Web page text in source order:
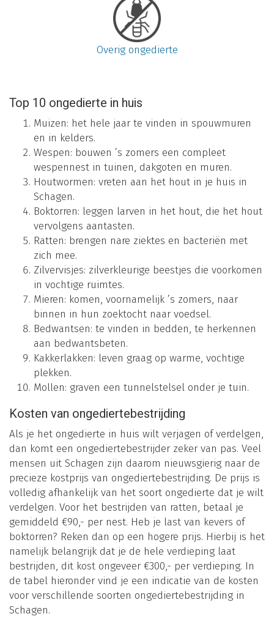
Overig ongedierte
Top 10 ongedierte in huis
Muizen: het hele jaar te vinden in spouwmuren
en in kelders.
Wespen: bouwen ’s zomers een compleet
wespennest in tuinen, dakgoten en muren.
Houtwormen: vreten aan het hout in je huis in
Schagen.
Boktorren: leggen larven in het hout, die het hout
vervolgens aantasten.
Ratten: brengen nare ziektes en bacteriën met
zich mee.
Zilvervisjes: zilverkleurige beestjes die voorkomen
in vochtige ruimtes.
Mieren: komen, voornamelijk ’s zomers, naar
binnen in hun zoektocht naar voedsel.
Bedwantsen: te vinden in bedden, te herkennen
aan bedwantsbeten.
Kakkerlakken: leven graag op warme, vochtige
plekken.
Mollen: graven een tunnelstelsel onder je tuin.
Kosten van ongediertebestrijding
Als je het ongedierte in huis wilt verjagen of verdelgen,
dan komt een ongediertebestrijder zeker van pas. Veel
mensen uit Schagen zijn daarom nieuwsgierig naar de
precieze kostprijs van ongediertebestrijding. De prijs is
volledig afhankelijk van het soort ongedierte dat je wilt
verdelgen. Voor het bestrijden van ratten, betaal je
gemiddeld €90,- per nest. Heb je last van kevers of
boktorren? Reken dan op een hogere prijs. Hierbij is het
namelijk belangrijk dat je de hele verdieping laat
bestrijden, dit kost ongeveer €300,- per verdieping. In
de tabel hieronder vind je een indicatie van de kosten
voor verschillende soorten ongediertebestrijding in
Schagen.